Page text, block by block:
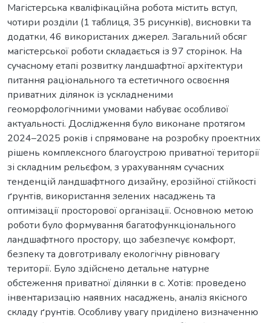
Магістерська кваліфікаційна робота містить вступ,
чотири розділи (1 таблиця, 35 рисунків), висновки та
додатки, 46 використаних джерел. Загальний обсяг
магістерської роботи складається із 97 сторінок. На
сучасному етапі розвитку ландшафтної архітектури
питання раціонального та естетичного освоєння
приватних ділянок із ускладненими
геоморфологічними умовами набуває особливої
актуальності. Дослідження було виконане протягом
2024–2025 років і спрямоване на розробку проектних
рішень комплексного благоустрою приватної території
зі складним рельєфом, з урахуванням сучасних
тенденцій ландшафтного дизайну, ерозійної стійкості
ґрунтів, використання зелених насаджень та
оптимізації просторової організації. Основною метою
роботи було формування багатофункціонального
ландшафтного простору, що забезпечує комфорт,
безпеку та довготривалу екологічну рівновагу
території. Було здійснено детальне натурне
обстеження приватної ділянки в с. Хотів: проведено
інвентаризацію наявних насаджень, аналіз якісного
складу ґрунтів. Особливу увагу приділено визначенню